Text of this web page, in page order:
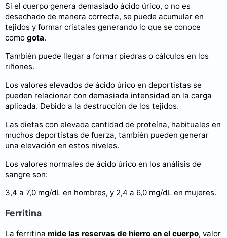
Si el cuerpo genera demasiado ácido úrico, o no es
desechado de manera correcta, se puede acumular en
tejidos y formar cristales generando lo que se conoce
como gota.
También puede llegar a formar piedras o cálculos en los
riñones.
Los valores elevados de ácido úrico en deportistas se
pueden relacionar con demasiada intensidad en la carga
aplicada. Debido a la destrucción de los tejidos.
Las dietas con elevada cantidad de proteína, habituales en
muchos deportistas de fuerza, también pueden generar
una elevación en estos niveles.
Los valores normales de ácido úrico en los análisis de
sangre son:
3,4 a 7,0 mg/dL en hombres, y 2,4 a 6,0 mg/dL en mujeres.
Ferritina
La ferritina mide las reservas de hierro en el cuerpo, valor